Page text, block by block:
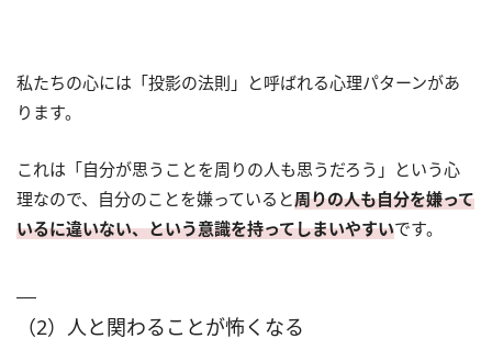
私たちの心には「投影の法則」と呼ばれる心理パターンがあ
ります。
これは「自分が思うことを周りの人も思うだろう」という心
理なので、自分のことを嫌っていると周りの人も自分を嫌って
いるに違いない、という意識を持ってしまいやすいです。
（2）人と関わることが怖くなる